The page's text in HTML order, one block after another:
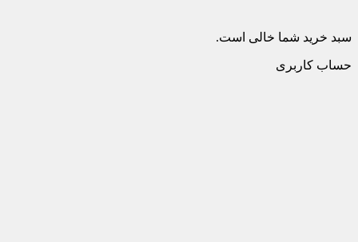
سبد خرید شما خالی است.
حساب کاربری